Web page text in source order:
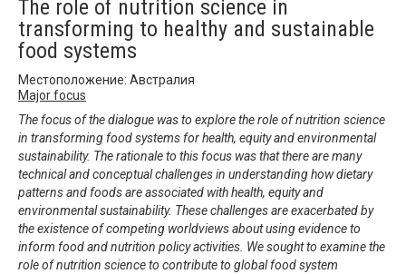
The role of nutrition science in
transforming to healthy and sustainable
food systems
Местоположение: Австралия
Major focus
The focus of the dialogue was to explore the role of nutrition science
in transforming food systems for health, equity and environmental
sustainability. The rationale to this focus was that there are many
technical and conceptual challenges in understanding how dietary
patterns and foods are associated with health, equity and
environmental sustainability. These challenges are exacerbated by
the existence of competing worldviews about using evidence to
inform food and nutrition policy activities. We sought to examine the
role of nutrition science to contribute to global food system